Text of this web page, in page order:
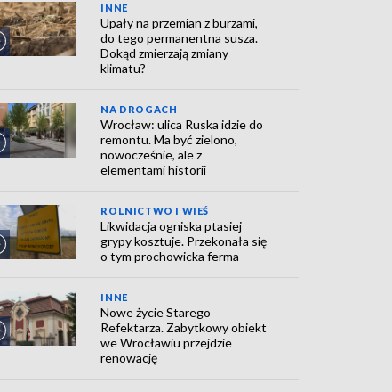
INNE
Upały na przemian z burzami,
do tego permanentna susza.
Dokąd zmierzają zmiany
klimatu?
NA DROGACH
Wrocław: ulica Ruska idzie do
remontu. Ma być zielono,
nowocześnie, ale z
elementami historii
ROLNICTWO I WIEŚ
Likwidacja ogniska ptasiej
grypy kosztuje. Przekonała się
o tym prochowicka ferma
INNE
Nowe życie Starego
Refektarza. Zabytkowy obiekt
we Wrocławiu przejdzie
renowację